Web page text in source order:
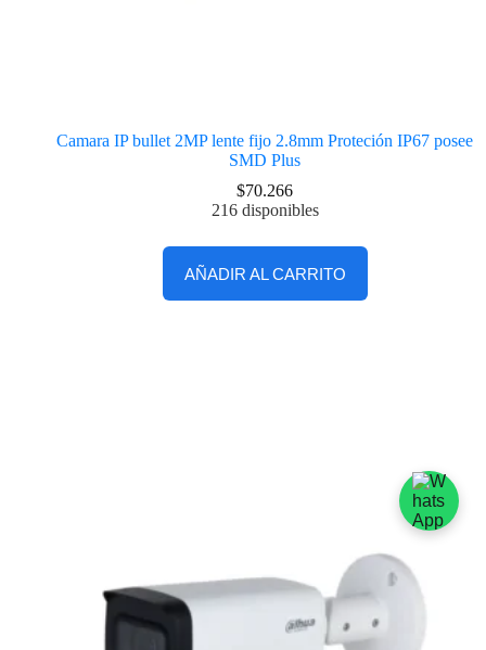
Camara IP bullet 2MP lente fijo 2.8mm Proteción IP67 posee
SMD Plus
$70.266
216 disponibles
AÑADIR AL CARRITO